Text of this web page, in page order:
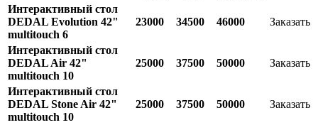
Интерактивный стол
DEDAL Evolution 42"
multitouch 6
23000 34500 46000 Заказать
Интерактивный стол
DEDAL Air 42"
multitouch 10
25000 37500 50000 Заказать
Интерактивный стол
DEDAL Stone Air 42"
multitouch 10
25000 37500 50000 Заказать